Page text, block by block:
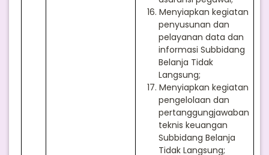
16. Menyiapkan kegiatan
penyusunan dan
pelayanan data dan
informasi Subbidang
Belanja Tidak
Langsung;
17. Menyiapkan kegiatan
pengelolaan dan
pertanggungjawaban
teknis keuangan
Subbidang Belanja
Tidak Langsung;